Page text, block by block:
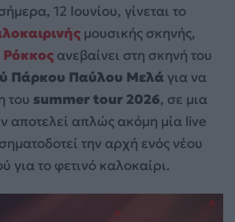
12 Ιουνίου, γίνεται το
μουσικής σκηνής,
Ρόκκος ανεβαίνει στη σκηνή του
Πάρκου Παύλου Μελά για να
του summer tour 2026, σε μια
αποτελεί απλώς ακόμη μία live
την αρχή ενός νέου
για το φετινό καλοκαίρι.